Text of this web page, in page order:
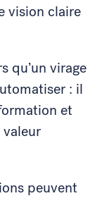
vision claire
qu’un virage
: il
et
peuvent